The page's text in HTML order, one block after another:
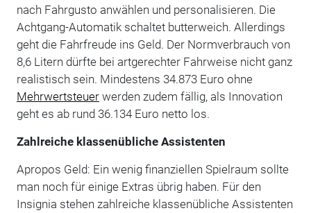
nach Fahrgusto anwählen und personalisieren. Die
Achtgang-Automatik schaltet butterweich. Allerdings
geht die Fahrfreude ins Geld. Der Normverbrauch von
8,6 Litern dürfte bei artgerechter Fahrweise nicht ganz
realistisch sein. Mindestens 34.873 Euro ohne
Mehrwertsteuerwerden zudem fällig, als Innovation
geht es ab rund 36.134 Euro netto los.
Zahlreiche klassenübliche Assistenten
Apropos Geld: Ein wenig finanziellen Spielraum sollte
man noch für einige Extras übrig haben. Für den
Insignia stehen zahlreiche klassenübliche Assistenten